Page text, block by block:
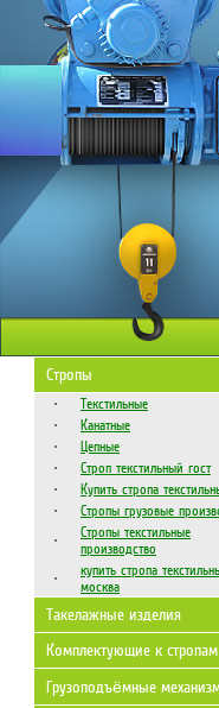
Стропы
Текстильные
Канатные
Цепные
Строп текстильный гост
Купить стропа
Стропы грузовые
Стропы текстильные
производство
купить стропа
москва
Такелажные изделия
Комплектующие к стропам
Грузоподъёмные